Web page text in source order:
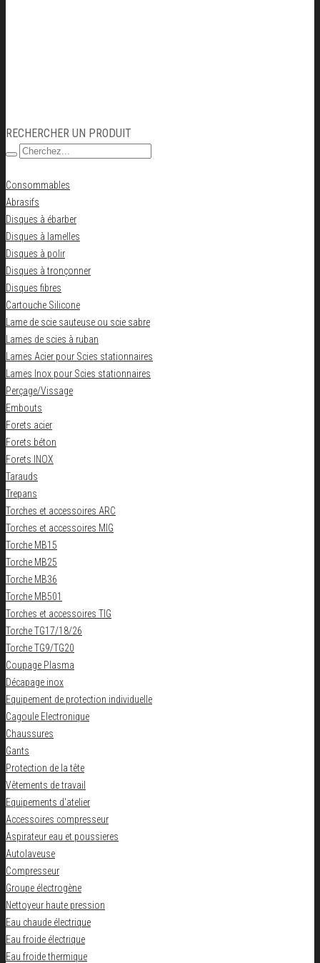
RECHERCHER UN PRODUIT
Consommables
Abrasifs
Disques à ébarber
Disques à lamelles
Disques à polir
Disques à tronçonner
Disques fibres
Cartouche Silicone
Lame de scie sauteuse ou scie sabre
Lames de scies à ruban
Lames Acier pour Scies stationnaires
Lames Inox pour Scies stationnaires
Perçage/Vissage
Embouts
Forets acier
Forets béton
Forets INOX
Tarauds
Trepans
Torches et accessoires ARC
Torches et accessoires MIG
Torche MB15
Torche MB25
Torche MB36
Torche MB501
Torches et accessoires TIG
Torche TG17/18/26
Torche TG9/TG20
Coupage Plasma
Décapage inox
Equipement de protection individuelle
Cagoule Electronique
Chaussures
Gants
Protection de la tête
Vêtements de travail
Equipements d'atelier
Accessoires compresseur
Aspirateur eau et poussieres
Autolaveuse
Compresseur
Groupe électrogène
Nettoyeur haute pression
Eau chaude électrique
Eau froide électrique
Eau froide thermique